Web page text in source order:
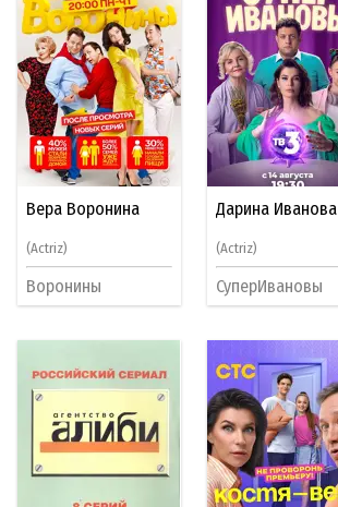
Вера Воронина
(Actriz)
Воронины
Дарина Иванова
(Actriz)
СуперИвановы